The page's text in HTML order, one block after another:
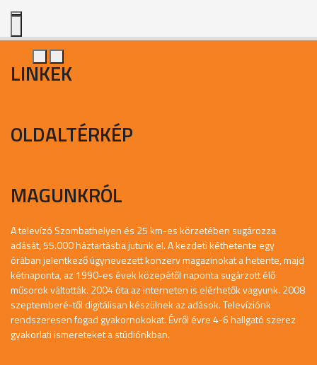
LINKEK
OLDALTÉRKÉP
MAGUNKRÓL
A televízó Szombathelyen és 25 km-es körzetében sugározza
adását, 55.000 háztartásba jutunk el. A kezdeti kéthetente egy
órában jelentkező úgynevezett konzerv magazinokat a hetente, majd
kétnaponta, az 1990-es évek közepétől naponta sugárzott élő
műsorok váltották. 2004 óta az interneten is elérhetők vagyunk. 2008
szeptemberé-től digitálisan készülnek az adások. Televíziónk
rendszeresen fogad gyakornokokat. Évről évre 4-6 hallgató szerez
gyakorlati ismereteket a stúdiónkban.